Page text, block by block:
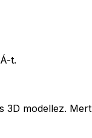
t.
modellez.